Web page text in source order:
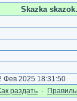
Skazka
2025 18:31:50
раздать ·